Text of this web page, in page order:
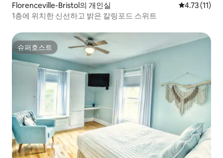
Florenceville-Bristol의 개인실 평점 4.73점
4.73 (11)
1층에 위치한 신선하고 밝은 칼링포드 스위트
슈퍼호스트
슈퍼호스트